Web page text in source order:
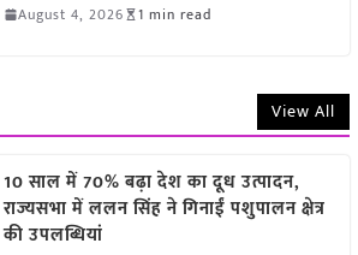
August 4, 2026 1 min read
View All
10 साल में 70% बढ़ा देश का दूध उत्पादन,
राज्यसभा में ललन सिंह ने गिनाईं पशुपालन क्षेत्र
की उपलब्धियां